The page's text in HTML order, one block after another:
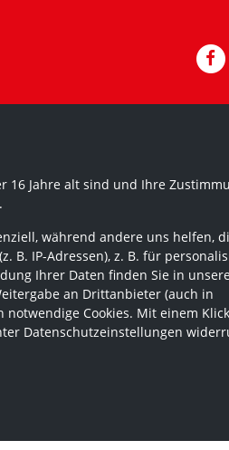
16 Jahre alt sind und Ihre
während andere uns helfen,
B. IP-Adressen), z. B. für
Ihrer Daten finden Sie in
an Drittanbieter (auch in
Cookies. Mit einem
Datenschutzeinstellungen